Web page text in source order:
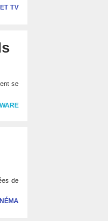
TV
se
de